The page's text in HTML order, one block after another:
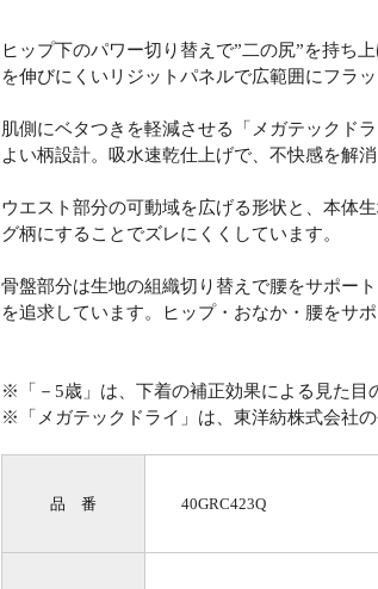
ヒップ下のパワー切り替えで”二の尻”を持ち
を伸びにくいリジットパネルで広範囲にフラ
肌側にベタつきを軽減させる「メガテックド
よい柄設計。吸水速乾仕上げで、不快感を解消
ウエスト部分の可動域を広げる形状と、本体
グ柄にすることでズレにくくしています。
骨盤部分は生地の組織切り替えで腰をサポー
を追求しています。ヒップ・おなか・腰をサ
※「－5歳」は、下着の補正効果による見た目
※「メガテックドライ」は、東洋紡株式会社の
品 番 40GRC423Q